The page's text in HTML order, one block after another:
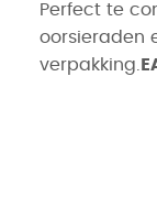
Perfect te
oorsieraden
verpakking.